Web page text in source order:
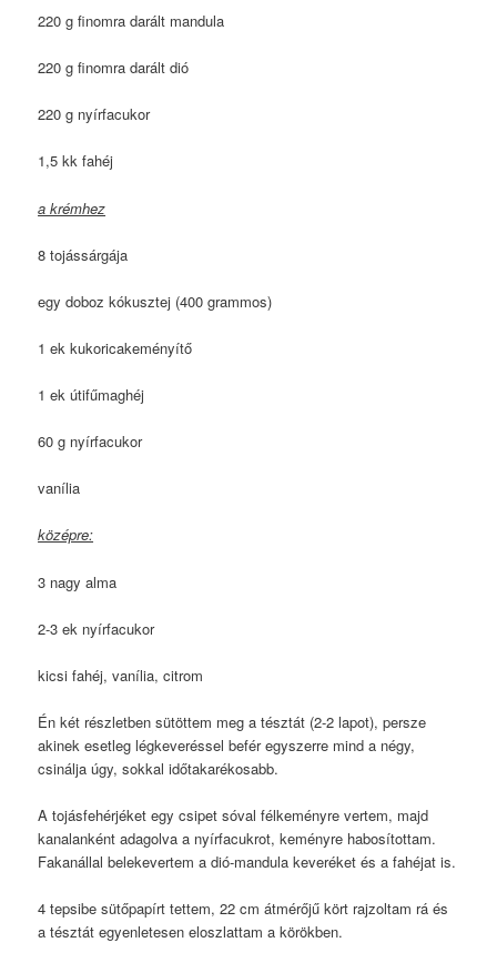
220 g finomra darált mandula
220 g finomra darált dió
220 g nyírfacukor
1,5 kk fahéj
a krémhez
8 tojássárgája
egy doboz kókusztej (400 grammos)
1 ek kukoricakeményítő
1 ek útifűmaghéj
60 g nyírfacukor
vanília
középre:
3 nagy alma
2-3 ek nyírfacukor
kicsi fahéj, vanília, citrom
Én két részletben sütöttem meg a tésztát (2-2 lapot), persze
akinek esetleg légkeveréssel befér egyszerre mind a négy,
csinálja úgy, sokkal időtakarékosabb.
A tojásfehérjéket egy csipet sóval félkeményre vertem, majd
kanalanként adagolva a nyírfacukrot, keményre habosítottam.
Fakanállal belekevertem a dió-mandula keveréket és a fahéjat is.
4 tepsibe sütőpapírt tettem, 22 cm átmérőjű kört rajzoltam rá és
a tésztát egyenletesen eloszlattam a körökben.